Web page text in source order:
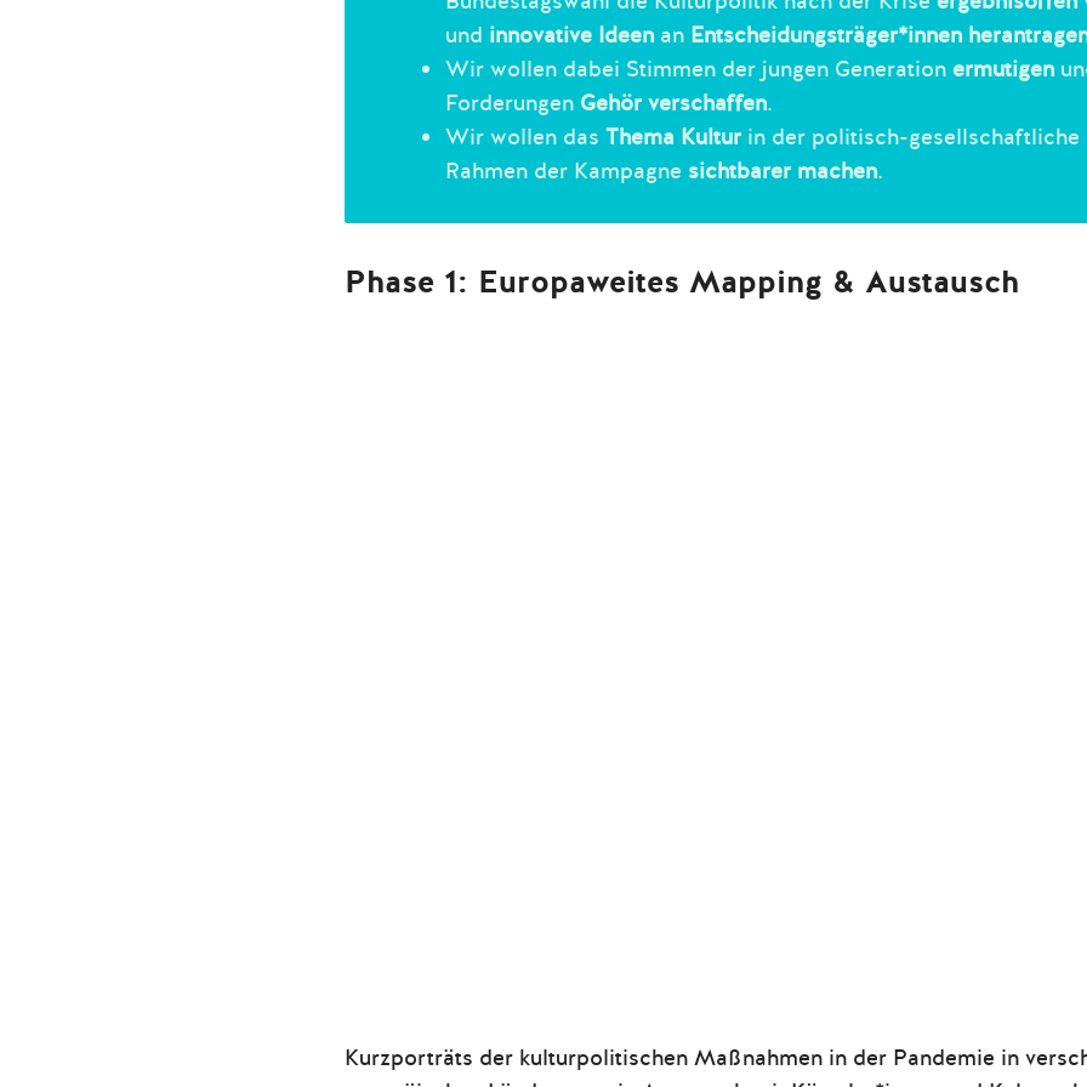
und innovative Ideen an Entscheidungsträger*innen
Wir wollen dabei Stimmen der jungen Generation ermutigen
Forderungen Gehör verschaffen.
Wir wollen das Thema Kulturin der politisch-gesellschaftliche
Rahmen der Kampagne sichtbarer machen.
Phase 1: Europaweites Mapping & Austausch
Kurzporträts der kulturpolitischen Maßnahmen in der Pandemie in